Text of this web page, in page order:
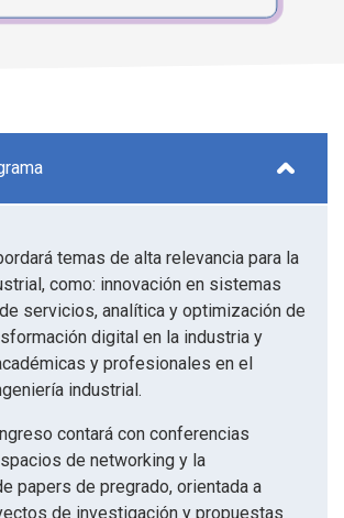
temas de alta relevancia para la
como: innovación en sistemas
servicios, analítica y optimización de
digital en la industria y
y profesionales en el
industrial.
contará con conferencias
de networking y la
papers de pregrado, orientada a
de investigación y propuestas